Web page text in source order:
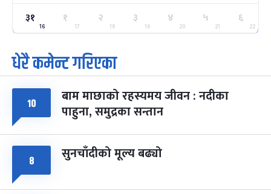
२५
मंगल
ग्याल्पो ल्होसार
फाल्गुन २५, २०८३ Mar 9, 2027
७ महिना बाँकी
७
आइत
पूर्णिमा व्रत
चैत्र ७, २०८३-Mar 21, 2027
८ फागुपूर्णिमा
चैत्र ८, २०८३-Mar 22, 2027
७ महिना बाँकी
३१
16
१
17
२
18
३
19
४
20
५
21
६
22
धेरै कमेन्ट गरिएका
१० बाम माछाको रहस्यमय जीवन : नदीका
पाहुना, समुद्रका सन्तान
८ सुनचाँदीको मूल्य बढ्यो